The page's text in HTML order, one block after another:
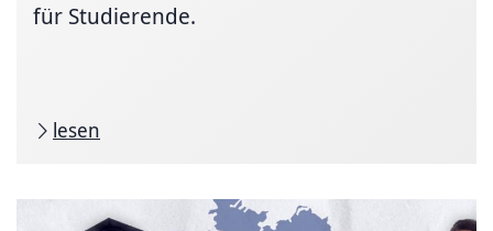
für Studierende.
lesen